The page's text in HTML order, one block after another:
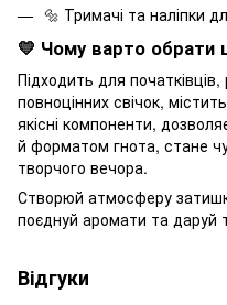
🔩 Тримачі та наліпки
💛 Чому варто обрати
Підходить для
повноцінних свічок,
якісні компоненти,
й форматом гнота, стане
творчого вечора.
Створюй атмосферу
поєднуй аромати та даруй
Відгуки